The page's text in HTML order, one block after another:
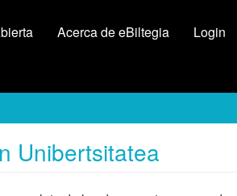
Acerca de eBiltegia Login
Unibertsitatea